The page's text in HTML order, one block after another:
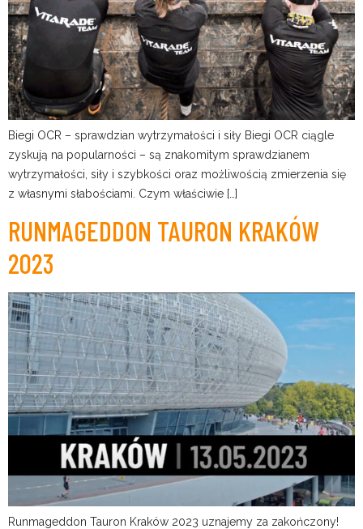
Biegi OCR – sprawdzian wytrzymałości i siły Biegi OCR ciągle
zyskują na popularności – są znakomitym sprawdzianem
wytrzymałości, siły i szybkości oraz możliwością zmierzenia się
z własnymi słabościami. Czym właściwie […]
RUNMAGEDDON TAURON KRAKÓW
2023
Runmageddon Tauron Kraków 2023 uznajemy za zakończony!